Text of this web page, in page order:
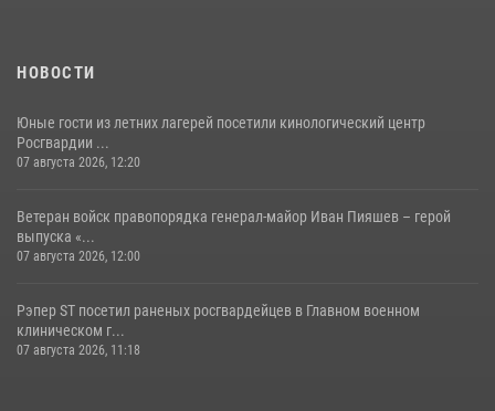
НОВОСТИ
Юные гости из летних лагерей посетили кинологический центр
Росгвардии ...
07 августа 2026, 12:20
Ветеран войск правопорядка генерал-майор Иван Пияшев – герой
выпуска «...
07 августа 2026, 12:00
Рэпер ST посетил раненых росгвардейцев в Главном военном
клиническом г...
07 августа 2026, 11:18